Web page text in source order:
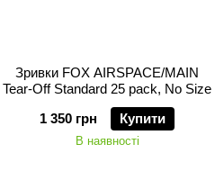
Зривки FOX AIRSPACE/MAIN
Tear-Off Standard 25 pack, No Size
1 350 грн
Купити
В наявності